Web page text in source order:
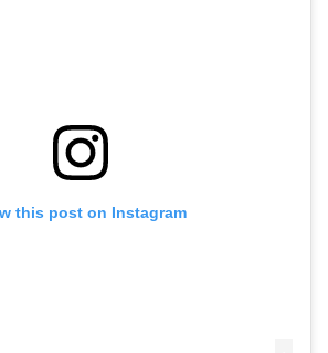
this post on Instagram